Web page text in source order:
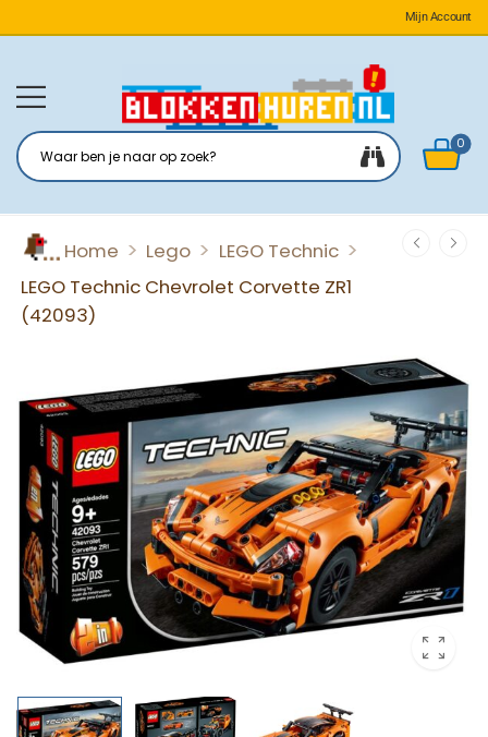
Mijn Account
0
Home > Lego > LEGO Technic >
LEGO Technic Chevrolet Corvette ZR1
(42093)